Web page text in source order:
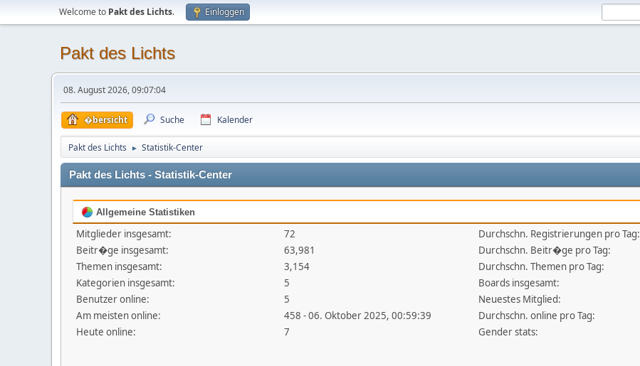
Welcome to Pakt des Lichts. Einloggen
Pakt des Lichts
08. August 2026, 09:07:04
�bersicht Suche Kalender
Pakt des Lichts ► Statistik-Center
Pakt des Lichts - Statistik-Center
Allgemeine Statistiken
Mitglieder insgesamt:
72
Beitr�ge insgesamt:
63,981
Themen insgesamt:
3,154
Kategorien insgesamt:
5
Benutzer online:
5
Am meisten online:
458 - 06. Oktober 2025, 00:59:39
Heute online:
7
Durchschn. Registrierungen pro Tag:
Durchschn. Beitr�ge pro Tag:
Durchschn. Themen pro Tag:
Boards insgesamt:
Neuestes Mitglied:
Durchschn. online pro Tag:
Gender stats: